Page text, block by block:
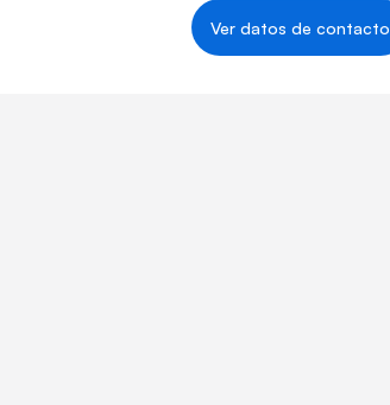
Ver datos de contacto